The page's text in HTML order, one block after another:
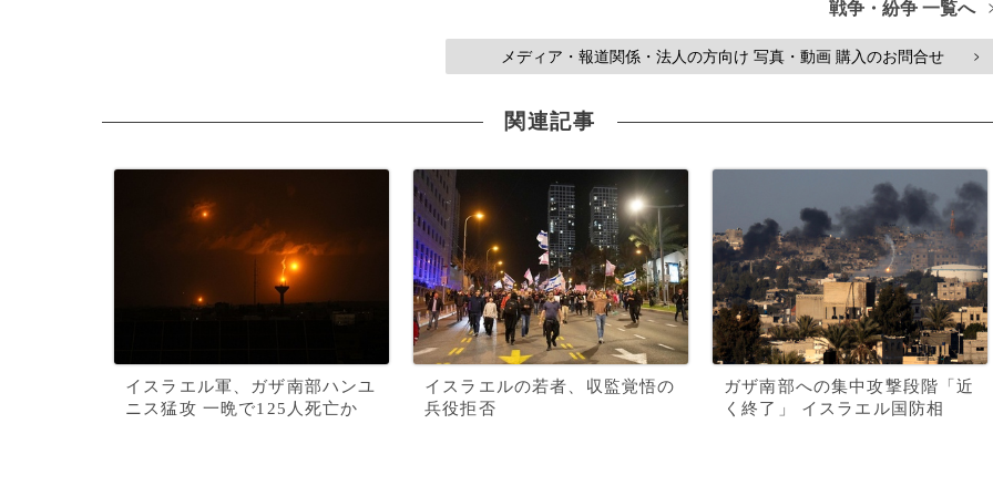
戦争・紛争 一覧へ
メディア・報道関係・法人の方向け 写真・動画 購入のお問合せ >
関連記事
イスラエル軍、ガザ南部ハンユ
ニス猛攻 一晩で125人死亡か
イスラエルの若者、収監覚悟の
兵役拒否
ガザ南部への集中攻撃段階「近
く終了」 イスラエル国防相